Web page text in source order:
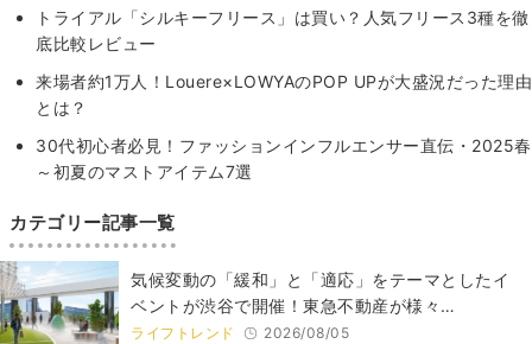
トライアル「シルキーフリース」は買い？人気フリース3種を徹
底比較レビュー
来場者約1万人！Louere×LOWYAのPOP UPが大盛況だった理由
とは？
30代初心者必見！ファッションインフルエンサー直伝・2025春
～初夏のマストアイテム7選
カテゴリー記事一覧
気候変動の「緩和」と「適応」をテーマとしたイ
ベントが渋谷で開催！東急不動産が様々…
ライフトレンド 2026/08/05